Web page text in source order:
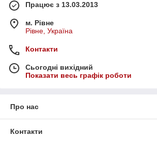
Працює з 13.03.2013
м. Рівне
Рівне, Україна
Контакти
Сьогодні вихідний
Показати весь графік роботи
Про нас
Контакти